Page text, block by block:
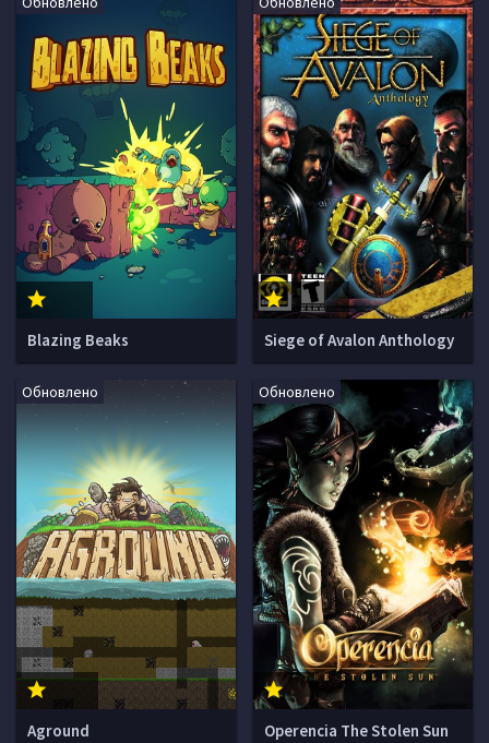
Blazing Beaks Siege of Avalon Anthology
Обновлено
Aground
Обновлено
Operencia The Stolen Sun